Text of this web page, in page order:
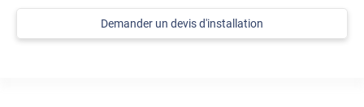
Demander un devis d'installation